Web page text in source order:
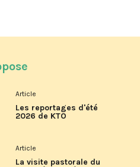
Article
Les reportages d'été
2026 de KTO
Article
La visite pastorale du